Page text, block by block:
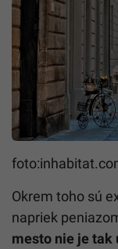
Okrem toho sú
napriek
mesto nie je tak